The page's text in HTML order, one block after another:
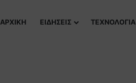
ΑΡΧΙΚΗ ΕΙΔΗΣΕΙΣ ΤΕΧΝΟΛΟΓΙΑ